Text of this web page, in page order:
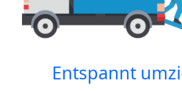
Entspannt